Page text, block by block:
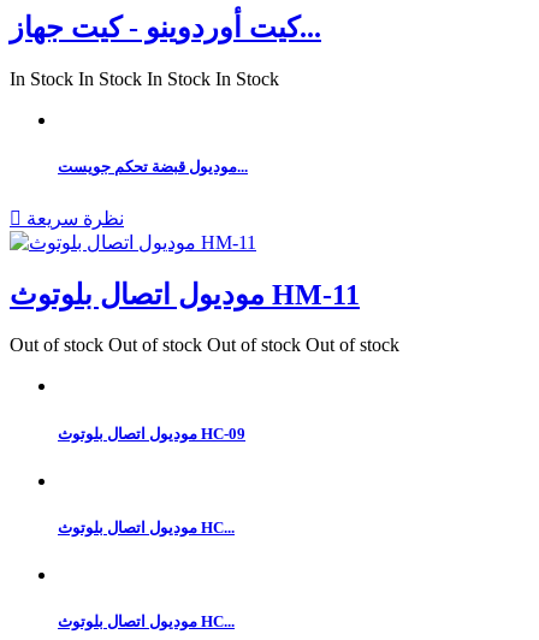
كيت أوردوينو - كيت جهاز...
In Stock In Stock In Stock In Stock
موديول قبضة تحكم جويست...
 نظرة سريعة
موديول اتصال بلوتوث HM-11
Out of stock Out of stock Out of stock Out of stock
موديول اتصال بلوتوث HC-09
موديول اتصال بلوتوث HC...
موديول اتصال بلوتوث HC...